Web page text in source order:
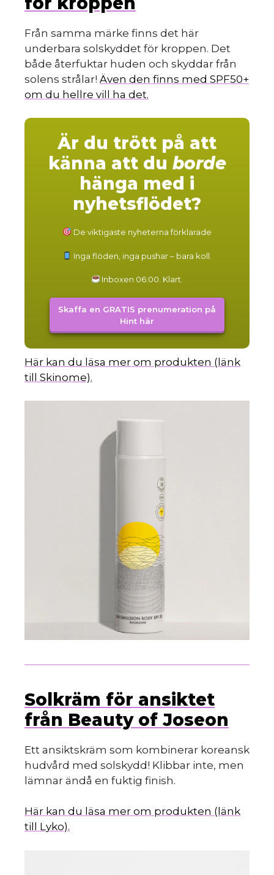
Från samma märke finns det här
underbara solskyddet för kroppen. Det
både återfuktar huden och skyddar från
solens strålar! Även den finns med SPF50+
om du hellre vill ha det.
Är du trött på att
känna att du borde
hänga med i
nyhetsflödet?
De viktigaste nyheterna förklarade
Inga flöden, inga pushar – bara koll.
Inboxen 06:00. Klart.
Skaffa en GRATIS prenumeration på
Hint här
Här kan du läsa mer om produkten (länk
till Skinome).
Solkräm för ansiktet
från Beauty of Joseon
Ett ansiktskräm som kombinerar koreansk
hudvård med solskydd! Klibbar inte, men
lämnar ändå en fuktig finish.
Här kan du läsa mer om produkten (länk
till Lyko).